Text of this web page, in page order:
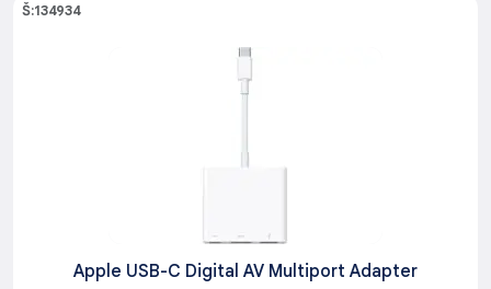
Š:134934
Apple USB-C Digital AV Multiport Adapter